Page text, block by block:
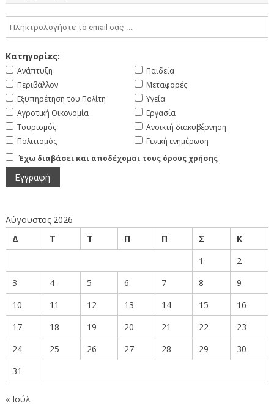
Κατηγορίες:
Ανάπτυξη
Περιβάλλον
Εξυπηρέτηση του Πολίτη
Αγροτική Οικονομία
Τουρισμός
Πολιτισμός
Παιδεία
Μεταφορές
Υγεία
Εργασία
Ανοικτή διακυβέρνηση
Γενική ενημέρωση
Έχω διαβάσει και αποδέχομαι τους όρους χρήσης
Αύγουστος 2026
Δ
Τ Τ Π Π Σ
Κ
1
2
3
4 5 6 7 8
9
10
11 12 13 14 15
16
17
18 19 20 21 22
23
24
25 26 27 28 29
30
31
« Ιούλ